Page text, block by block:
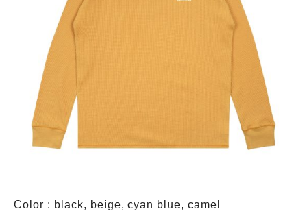
Color : black, beige, cyan blue, camel